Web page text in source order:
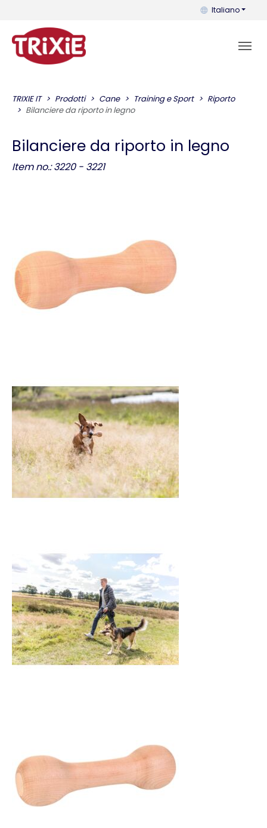
Puoi cambiare
Italiano
TRIXIE IT Prodotti Cane Training e Sport
Riporto
Bilanciere da riporto in legno
Bilanciere da riporto in legno
Item no.: 3220 - 3221